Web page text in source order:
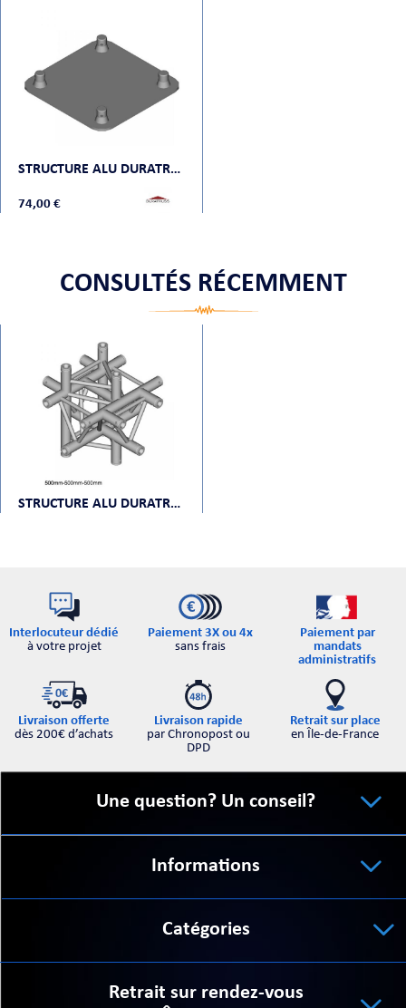
STRUCTURE ALU DURATRUSS DT 24-WPM
74,00 €
CONSULTÉS RÉCEMMENT
STRUCTURE ALU DURATRUSS DT 33-C61-XUD
Interlocuteur dédié
à votre projet
Paiement 3X ou 4x
sans frais
Paiement par
mandats
administratifs
Livraison offerte
dès 200€ d’achats
Livraison rapide
par Chronopost ou
DPD
Retrait sur place
en Île-de-France
Une question? Un conseil?
Informations
Catégories
Retrait sur rendez-vous